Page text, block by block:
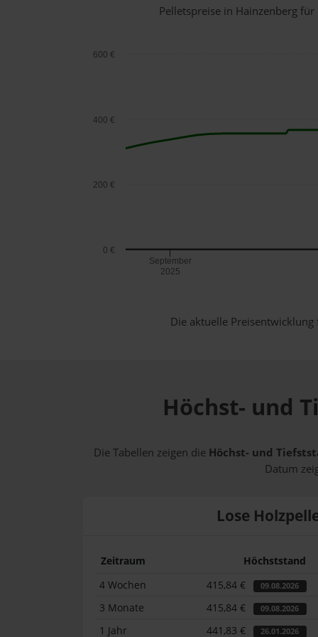
Pelletspreise in Hainzenberg
September
2025
0 €
200 €
400 €
600 €
Die aktuelle
Höchst- und
Die Tabellen zeigen die Höchst- und
Datum
Lose
Zeitraum Höchststand
4 Wochen
415,84 € 09.08.2026
3 Monate 415,84 € 09.08.2026
1 Jahr 441,83 € 26.01.2026